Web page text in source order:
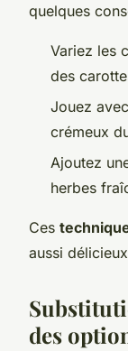
quelques
Variez les
des
Jouez
crémeux
Ajoutez
herbes
Ces
aussi
des